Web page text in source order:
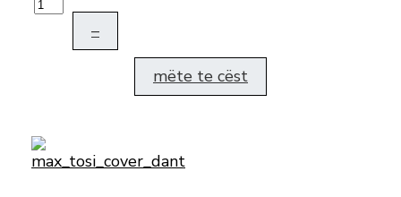
–
mëte te cëst